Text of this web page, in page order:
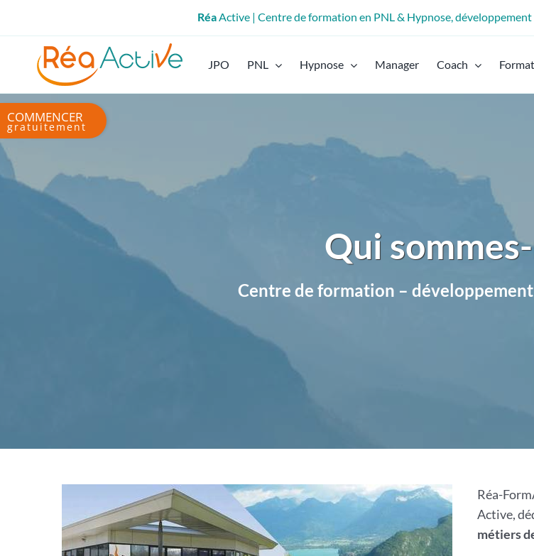
RéaActive | Centre de formation en PNL & Hypnose,
JPO PNL Hypnose Manager Coach
Qui
Centre de formation –
Réa-
Active,
métiers
Bascule
de
la
zone
de